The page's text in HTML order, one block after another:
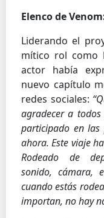
Elenco de
Liderando el
mítico rol como
actor había
nuevo capítulo
redes sociales:
agradecer a
participado en las
ahora. Este viaje
Rodeado de
sonido, cámara,
cuando estás
importan, no hay